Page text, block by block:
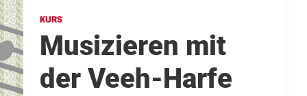
KURS
Musizieren mit
der Veeh-Harfe